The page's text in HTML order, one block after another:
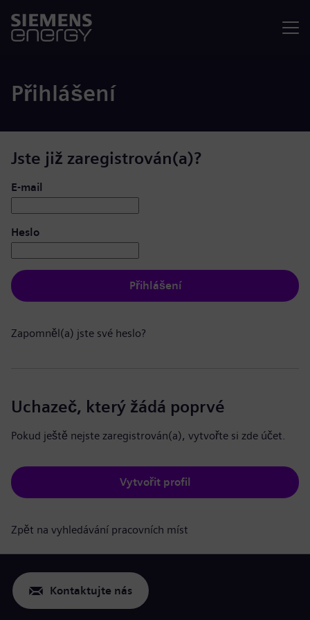
Přihlášení
Jste již zaregistrován(a)?
Přihlášení: uživatel a heslo
E-mail
Heslo
Přihlášení
Zapomněl(a) jste své heslo?
Uchazeč, který žádá poprvé
Pokud ještě nejste zaregistrován(a), vytvořte si zde účet.
Vytvořit profil
Zpět na vyhledávání pracovních míst
Kontaktujte nás